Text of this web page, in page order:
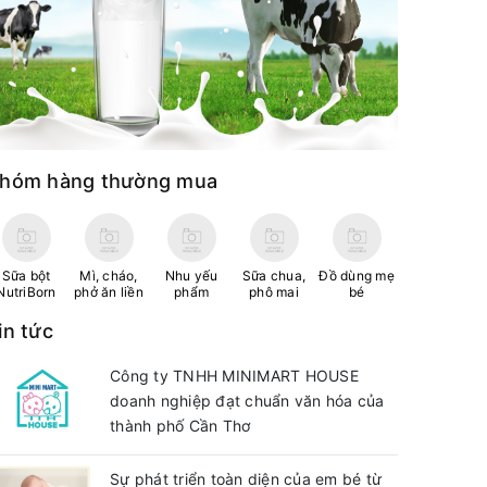
hàng thường mua
Sữa bột
Mì, cháo,
phở ăn liền
Nhu yếu
phẩm
Sữa chua,
phô mai
Đồ dùng mẹ
bé
tức
Công ty TNHH MINIMART HOUSE
doanh nghiệp đạt chuẩn văn hóa của
thành phố Cần Thơ
Sự phát triển toàn diện của em bé từ